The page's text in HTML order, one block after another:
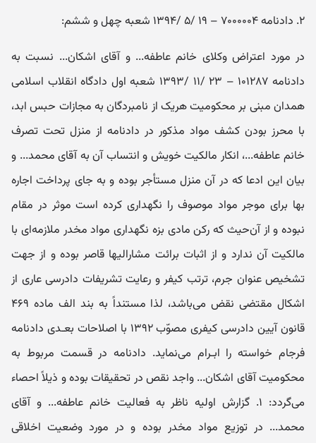
۲. دادنامه ۷۰۰۰۰۰۴ – ۱۹ /۵ /۱۳۹۴ شعبه چهل ‌و ‌ششم:
در مورد اعتراض وکلای خانم عاطفه... و آقای اشکان... نسبت به
دادنامه ۱۰۱۲۸۷ – ۲۳ /۱۱ /۱۳۹۳ شعبه اول دادگاه ‌انقلاب ‌اسلامی
همدان مبنی بر محکومیت‌ هریک از نامبردگان به مجازات حبس ‌ابد،
با محرز بودن کشف مواد مذکور در دادنامه از منزل تحت تصرف
خانم عاطفه...، انکار مالکیت ‌خویش و انتساب آن به آقای محمد... و
بیان این ‌ادعا که در آن منزل مستأجر بوده و به ‌جای پرداخت اجاره
بها برای موجر مواد موصوف را نگهداری کرده ‌است موثر در مقام
نبوده و از آن‌حیث که رکن مادی بزه نگهداری مواد مخدر ملازمه‌ای با
مالکیت آن ندارد و از اثبات برائت مشارالیها قاصر بوده و از جهت
تشخیص عنوان جرم، ترتب کیفر و رعایت تشریفات‌ دادرسی عاری از
اشکال مقتضی نقض می‌باشد، لذا مستنداً به بند الف ماده ۴۶۹
قانون آیین ‌دادرسی کیفری مصوّب ۱۳۹۲ با اصلاحات ‌بعـدی دادنامه
فرجام خواسته را ابـرام می‌نماید. دادنامه در قسمت مربوط به
محکومیت آقای اشکان... واجد نقص در تحقیقات بوده و ذیلاً احصاء
می‌گردد: ۱. گزارش اولیه ناظر به فعالیت خانم عاطفه... و آقای
محمد... در توزیع مواد مخدر بوده و در مورد وضعیت اخلاقی